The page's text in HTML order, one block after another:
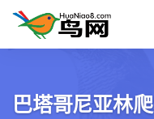
巴塔哥尼亚林